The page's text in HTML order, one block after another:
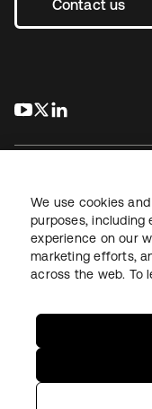
Contact us
s’ouvre dans un
s’ouvre dans
JuridiquePolitique de
Conditions
Paramètres des
We use cookies
purposes,
experience on our
marketing efforts,
across the web. To